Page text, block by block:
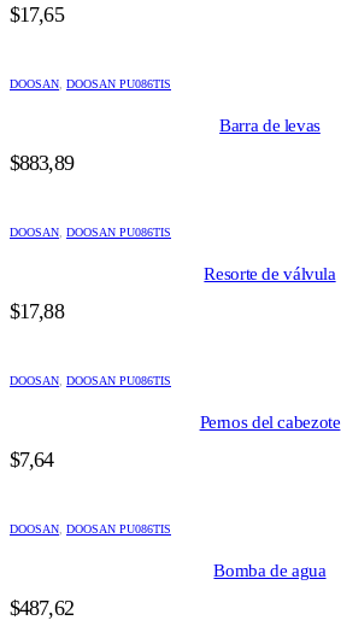
$17,65
DOOSAN DOOSAN PU086TIS
Barra de levas
$883,89
DOOSAN DOOSAN PU086TIS
Resorte de válvula
$17,88
DOOSAN DOOSAN PU086TIS
Pernos del cabezote
$7,64
DOOSAN DOOSAN PU086TIS
Bomba de agua
$487,62